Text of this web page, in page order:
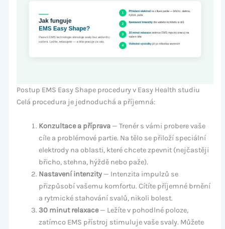
Postup EMS Easy Shape procedury v Easy Health studiu
Celá procedura je jednoduchá a příjemná:
Konzultace a příprava— Trenér s vámi probere vaše
cíle a problémové partie. Na tělo se přiloží speciální
elektrody na oblasti, které chcete zpevnit (nejčastěji
břicho, stehna, hýždě nebo paže).
Nastavení intenzity— Intenzita impulzů se
přizpůsobí vašemu komfortu. Cítíte příjemné brnění
a rytmické stahování svalů, nikoli bolest.
30 minut relaxace— Ležíte v pohodlné poloze,
zatímco EMS přístroj stimuluje vaše svaly. Můžete